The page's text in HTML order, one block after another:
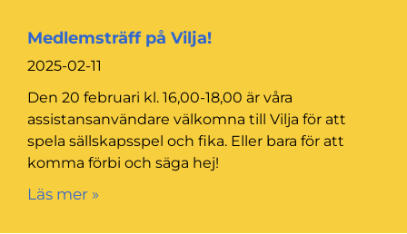
Medlemsträff på Vilja!
2025-02-11
Den 20 februari kl. 16,00-18,00 är våra
assistansanvändare välkomna till Vilja för att
spela sällskapsspel och fika. Eller bara för att
komma förbi och säga hej!
Läs mer »